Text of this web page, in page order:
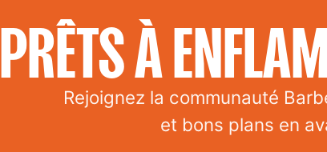
PRÊTS À
Rejoignez la communauté
et bons plans en